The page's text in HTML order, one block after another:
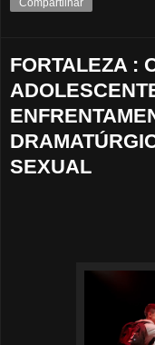
Compartilhar
FORTALEZA :
SEXUAL